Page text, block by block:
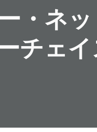
・ネ
チェ